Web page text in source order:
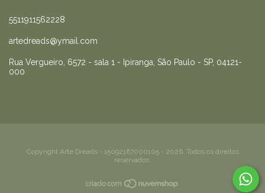
5511911562228
artedreads@ymail.com
Rua Vergueiro, 6572 - sala 1 - Ipiranga, São Paulo - SP, 04121-
000
Copyright Arte Dreads - 15092167000105 - 2026. Todos os direitos
reservados.